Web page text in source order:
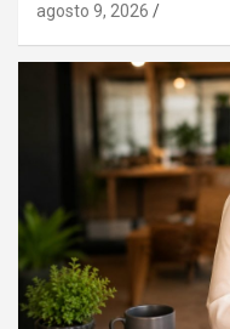
agosto 9, 2026